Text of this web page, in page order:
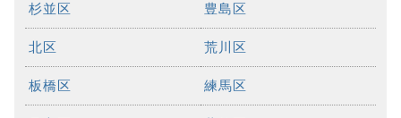
杉並区 豊島区
北区 荒川区
板橋区 練馬区